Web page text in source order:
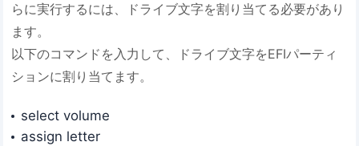
らに実行するには、ドライブ文字を割り当てる必要があり
ます。
以下のコマンドを入力して、ドライブ文字をEFIパーティ
ションに割り当てます。
select volume
assign letter